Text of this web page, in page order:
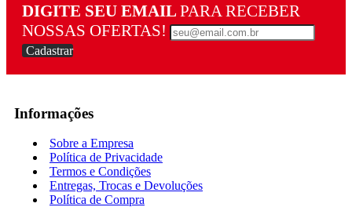
DIGITE SEU EMAIL PARA RECEBER
NOSSAS OFERTAS!
Cadastrar
Informações
Sobre a Empresa
Política de Privacidade
Termos e Condições
Entregas, Trocas e Devoluções
Política de Compra